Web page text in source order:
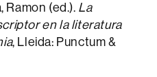
Ramon (ed.). La
en la literatura
, Lleida: Punctum &